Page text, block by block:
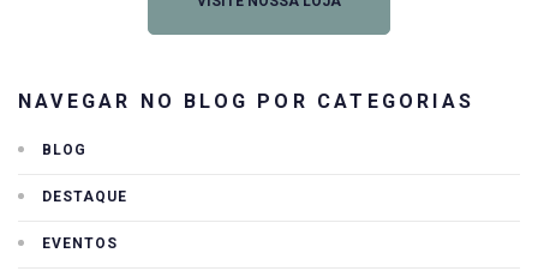
NAVEGAR NO BLOG POR CATEGORIAS
BLOG
DESTAQUE
EVENTOS